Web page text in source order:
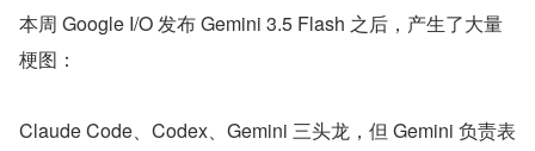
本周 Google I/O 发布 Gemini 3.5 Flash 之后，产生了大量
梗图：
Claude Code、Codex、Gemini 三头龙，但 Gemini 负责表